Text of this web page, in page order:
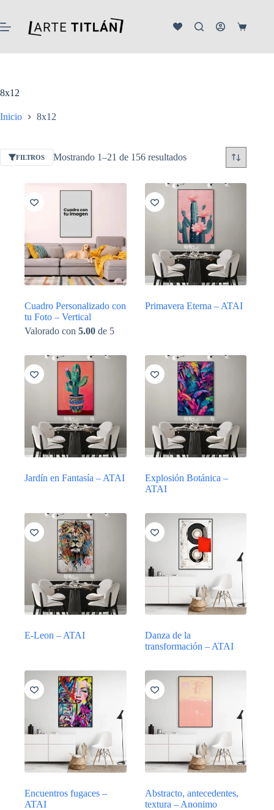
contenido
Carro
compra
8x12
Inicio 8x12
FILTROS Mostrando 1–21 de 156 resultadosOrdenado
Cuadro Personalizado con
tu Foto – Vertical
Valorado con 5.00 de 5
Primavera Eterna – ATAI
Jardín en Fantasía – ATAI
Explosión Botánica –
ATAI
E-Leon – ATAI
Danza de la
transformación – ATAI
Encuentros fugaces –
ATAI
Abstracto, antecedentes,
textura – Anonimo